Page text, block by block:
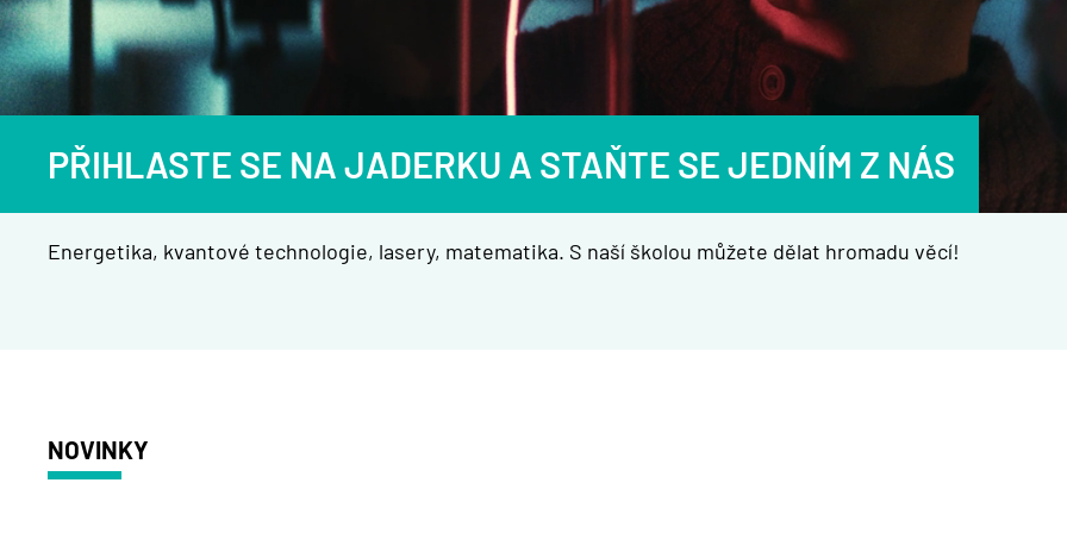
PŘIHLASTE SE NA JADERKU A STAŇTE SE JEDNÍM Z NÁS
Energetika, kvantové technologie, lasery, matematika. S naší školou můžete dělat hromadu věcí!
NOVINKY